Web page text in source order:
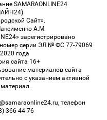
SAMARAONLINE24
Сайт».
А.М.
зарегистрировано
серии ЭЛ № ФС 77-79069
года
сайта 16+
материалов сайта
с указанием активной
телефон
366-44-76